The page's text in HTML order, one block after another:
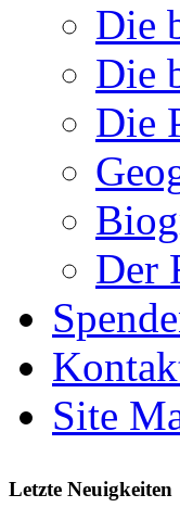
Die
Die
Die
Der
Site
Letzte Neuigkeiten